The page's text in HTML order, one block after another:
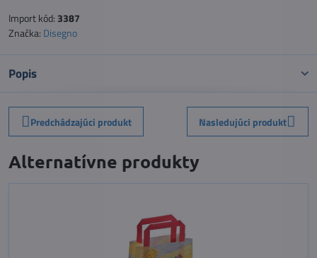
Import kód: 3387
Značka: Disegno
Popis
Predchádzajúci produkt Nasledujúci produkt
Alternatívne produkty